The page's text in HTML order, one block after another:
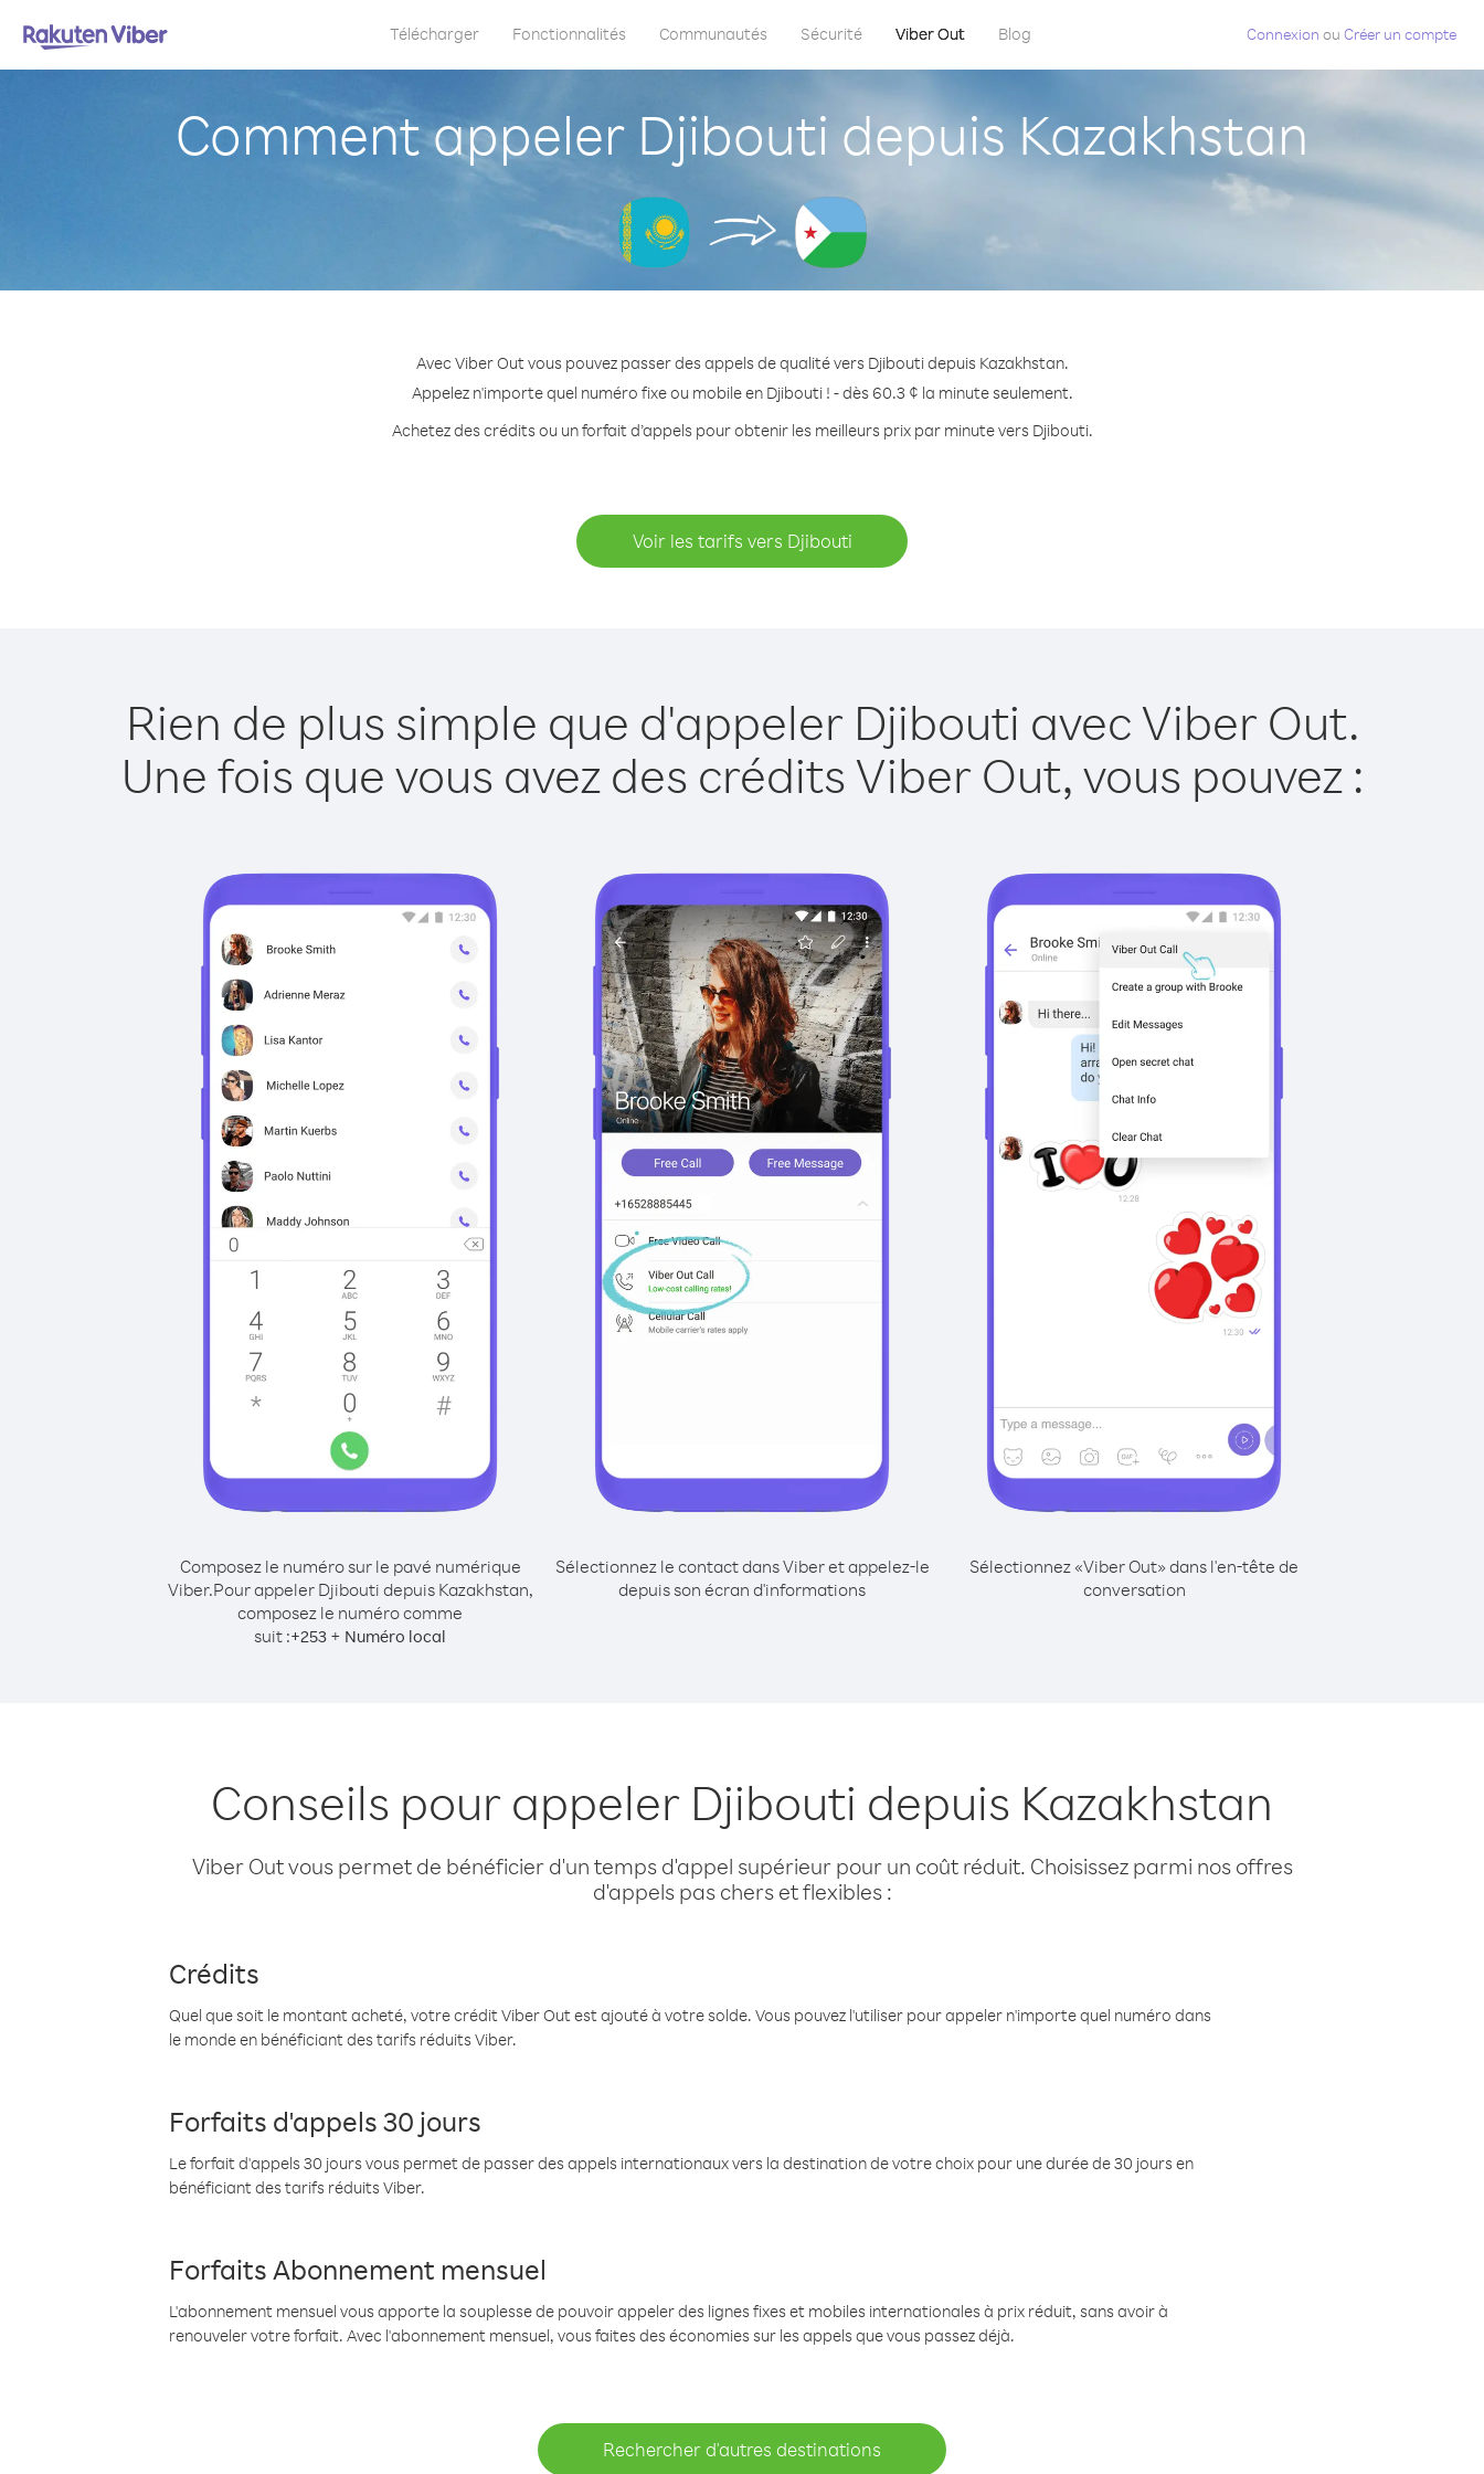
Télécharger Fonctionnalités Communautés Sécurité Viber Out Blog Connexion ou Créer un compte
Comment appeler Djibouti depuis Kazakhstan
Avec Viber Out vous pouvez passer des appels de qualité vers Djibouti depuis Kazakhstan.
Appelez n'importe quel numéro fixe ou mobile en Djibouti ! - dès 60.3 ¢ la minute seulement.
Achetez des crédits ou un forfait d’appels pour obtenir les meilleurs prix par minute vers Djibouti.
Voir les tarifs vers Djibouti
Rien de plus simple que d'appeler Djibouti avec Viber Out.
Une fois que vous avez des crédits Viber Out, vous pouvez :
Composez le numéro sur le pavé numérique
Viber.Pour appeler Djibouti depuis Kazakhstan,
composez le numéro comme
suit :+253 + Numéro local
Sélectionnez le contact dans Viber et appelez-le
depuis son écran d'informations
Sélectionnez «Viber Out» dans l'en-tête de
conversation
Conseils pour appeler Djibouti depuis Kazakhstan
Viber Out vous permet de bénéficier d'un temps d'appel supérieur pour un coût réduit. Choisissez parmi nos offres
d'appels pas chers et flexibles :
Crédits
Quel que soit le montant acheté, votre crédit Viber Out est ajouté à votre solde. Vous pouvez l'utiliser pour appeler n'importe quel numéro dans
le monde en bénéficiant des tarifs réduits Viber.
Forfaits d'appels 30 jours
Le forfait d'appels 30 jours vous permet de passer des appels internationaux vers la destination de votre choix pour une durée de 30 jours en
bénéficiant des tarifs réduits Viber.
Forfaits Abonnement mensuel
L'abonnement mensuel vous apporte la souplesse de pouvoir appeler des lignes fixes et mobiles internationales à prix réduit, sans avoir à
renouveler votre forfait. Avec l'abonnement mensuel, vous faites des économies sur les appels que vous passez déjà.
Rechercher d'autres destinations